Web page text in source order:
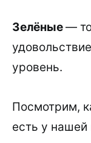
Зелёные—
уровень.
Посмотрим,
есть у